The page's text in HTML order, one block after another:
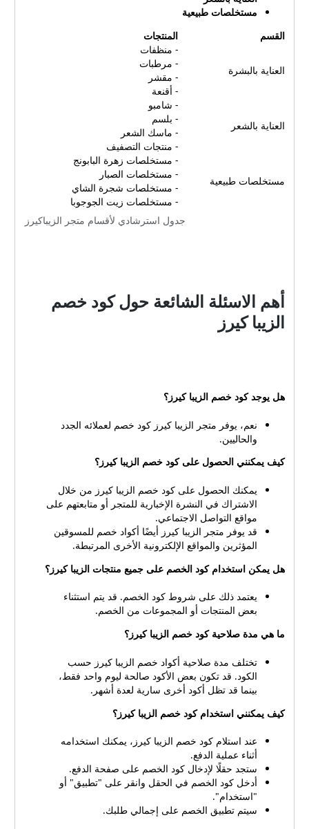
مستخلصات طبيعية
جدول استرشادي لأقسام متجر الزيباكيرز
القسم المنتجات
العناية بالبشرة
- منظفات
- مرطبات
- مقشر
- أقنعة
العناية بالشعر
- شامبو
- بلسم
- ماسك الشعر
- منتجات التصفيف
مستخلصات طبيعية
- مستخلصات زهرة البابونج
- مستخلصات الصبار
- مستخلصات شجرة الشاي
- مستخلصات زيت الجوجوبا
أهم الاسئلة الشائعة حول كود خصم
الزيبا كيرز
هل يوجد كود خصم الزيبا كيرز؟
نعم، يوفر متجر الزيبا كيرز كود خصم لعملائه الجدد
والحاليين.
كيف يمكنني الحصول على كود خصم الزيبا كيرز؟
يمكنك الحصول على كود خصم الزيبا كيرز من خلال
الاشتراك في النشرة الإخبارية للمتجر أو متابعتهم على
مواقع التواصل الاجتماعي.
قد يوفر متجر الزيبا كيرز أيضًا أكواد خصم للمسوقين
المؤثرين والمواقع الإلكترونية الأخرى المرتبطة.
هل يمكن استخدام كود الخصم على جميع منتجات الزيبا كيرز؟
يعتمد ذلك على شروط كود الخصم. قد يتم استثناء
بعض المنتجات أو المجموعات من الخصم.
ما هي مدة صلاحية كود خصم الزيبا كيرز؟
تختلف مدة صلاحية أكواد خصم الزيبا كيرز حسب
الكود. قد تكون بعض الأكود صالحة ليوم واحد فقط،
بينما قد تظل أكود أخرى سارية لعدة أشهر.
كيف يمكنني استخدام كود خصم الزيبا كيرز؟
عند استلام كود خصم الزيبا كيرز، يمكنك استخدامه
أثناء عملية الدفع.
ستجد حقلًا لإدخال كود الخصم على صفحة الدفع.
أدخل كود الخصم في الحقل وانقر على "تطبيق" أو
"استخدام".
سيتم تطبيق الخصم على إجمالي طلبك.